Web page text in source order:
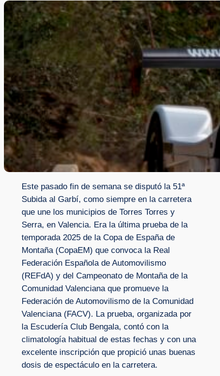
Este pasado fin de semana se disputó la 51ª
Subida al Garbí, como siempre en la carretera
que une los municipios de Torres Torres y
Serra, en Valencia. Era la última prueba de la
temporada 2025 de la Copa de España de
Montaña (CopaEM) que convoca la Real
Federación Española de Automovilismo
(REFdA) y del Campeonato de Montaña de la
Comunidad Valenciana que promueve la
Federación de Automovilismo de la Comunidad
Valenciana (FACV). La prueba, organizada por
la Escudería Club Bengala, contó con la
climatología habitual de estas fechas y con una
excelente inscripción que propició unas buenas
dosis de espectáculo en la carretera.